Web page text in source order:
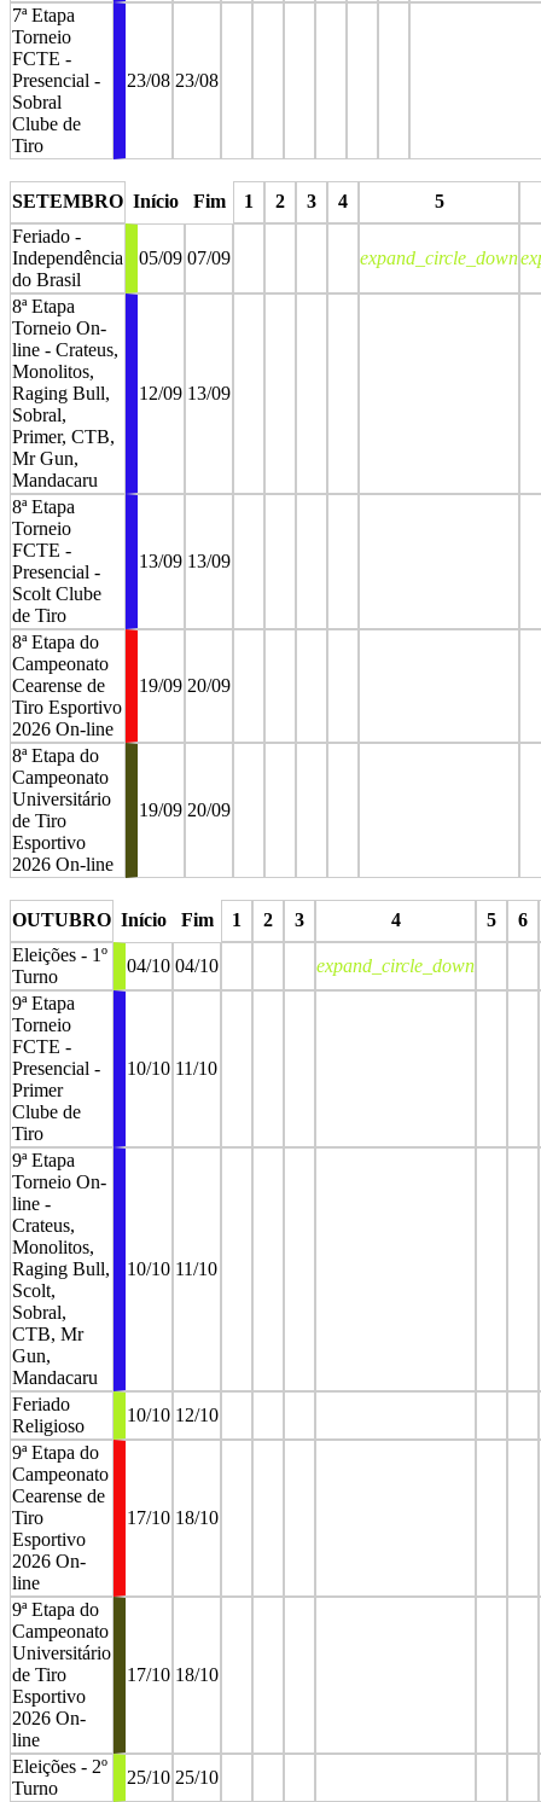
7ª Etapa
Torneio
FCTE -
Presencial -
Sobral
Clube de
Tiro
23/08 23/08
SETEMBRO Início Fim 1 2 3 4
5
Feriado -
Independência
do Brasil
05/09 07/09 expand_circle_down
8ª Etapa
Torneio On-
line - Crateus,
Monolitos,
Raging Bull,
Sobral,
Primer, CTB,
Mr Gun,
Mandacaru
12/09 13/09
8ª Etapa
Torneio
FCTE -
Presencial -
Scolt Clube
de Tiro
13/09 13/09
8ª Etapa do
Campeonato
Cearense de
Tiro Esportivo
2026 On-line
19/09 20/09
8ª Etapa do
Campeonato
Universitário
de Tiro
Esportivo
2026 On-line
19/09 20/09
OUTUBRO Início Fim 1 2 3 4 5
6
Eleições - 1º
Turno
04/10 04/10
expand_circle_down
9ª Etapa
Torneio
FCTE -
Presencial -
Primer
Clube de
Tiro
10/10 11/10
9ª Etapa
Torneio On-
line -
Crateus,
Monolitos,
Raging Bull,
Scolt,
Sobral,
CTB, Mr
Gun,
Mandacaru
10/10 11/10
Feriado
Religioso
10/10 12/10
9ª Etapa do
Campeonato
Cearense de
Tiro
Esportivo
2026 On-
line
17/10 18/10
9ª Etapa do
Campeonato
Universitário
de Tiro
Esportivo
2026 On-
line
17/10 18/10
Eleições - 2º
Turno
25/10 25/10